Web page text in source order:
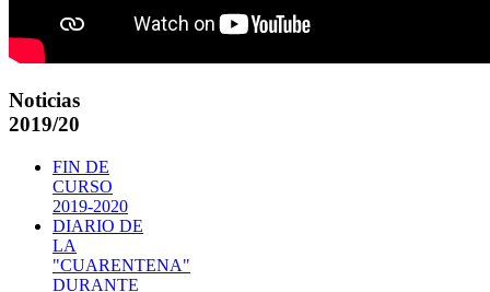
Noticias
2019/20
FIN DE
CURSO
2019-2020
DIARIO DE
LA
"CUARENTENA"
DURANTE